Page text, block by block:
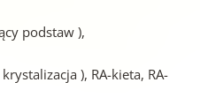
podstaw ),
), RA-kieta, RA-